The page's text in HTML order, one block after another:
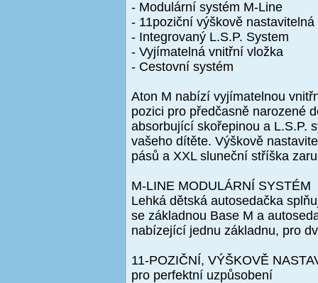
- Modulární systém M-Line
- 11poziční výškově
- Integrovaný L.S.P. System
- Vyjímatelná vnitřní vložka
- Cestovní systém
Aton M nabízí vyjímatelnou
pozici pro předčasně narozené
absorbující skořepinou a L.S.P.
vašeho dítěte. Výškově
pásů a XXL sluneční stříška
M-LINE MODULÁRNÍ SYSTÉM
Lehká dětská autosedačka
se základnou Base M a
nabízející jednu základnu, pro
11-POZIČNÍ, VÝŠKOVĚ
pro perfektní uzpůsobení